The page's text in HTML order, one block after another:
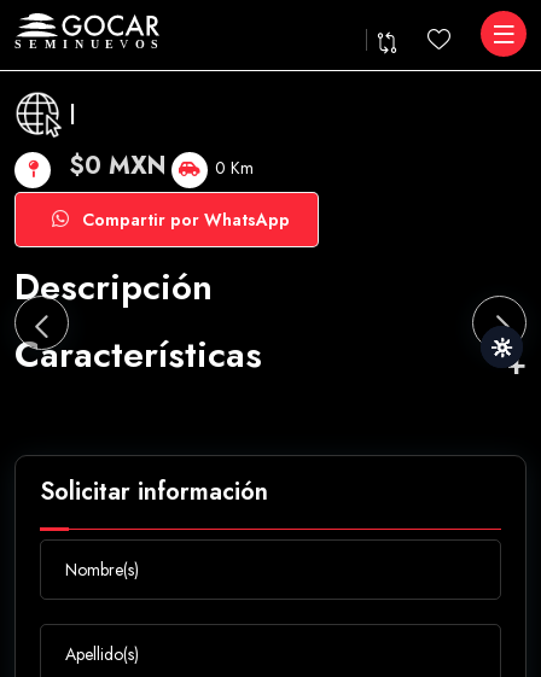
|
$0 MXN 0 Km
Compartir por WhatsApp
Descripción
Características
Solicitar información